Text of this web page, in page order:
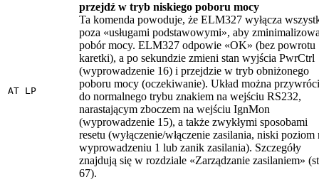
AT LP
przejdź w tryb niskiego poboru mocy
Ta komenda powoduje, że ELM327 wyłącza
poza «usługami podstawowymi», aby
pobór mocy. ELM327 odpowie «OK» (bez powrotu
karetki), a po sekundzie zmieni stan wyjścia PwrCtrl
(wyprowadzenie 16) i przejdzie w tryb obniżonego
poboru mocy (oczekiwanie). Układ można
do normalnego trybu znakiem na wejściu RS232,
narastającym zboczem na wejściu IgnMon
(wyprowadzenie 15), a także zwykłymi sposobami
resetu (wyłączenie/włączenie zasilania, niski poziom
wyprowadzeniu 1 lub zanik zasilania). Szczegóły
znajdują się w rozdziale «Zarządzanie zasilaniem»
67).